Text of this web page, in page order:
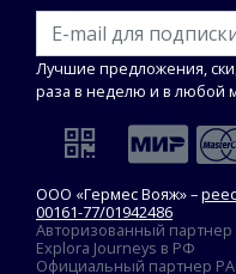
Лучшие предложения,
раза в неделю и в любой
ООО «Гермес Вояж» –
00161-77/01942486
Авторизованный
Explora Journeys в РФ
Официальный партнер